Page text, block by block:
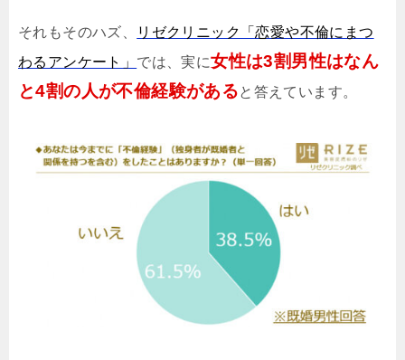
それもそのハズ、
リゼクリニック「恋愛や不倫にまつ
わるアンケート」 では、実に女性は3割男性はなん
と4割の人が不倫経験があると答えています。